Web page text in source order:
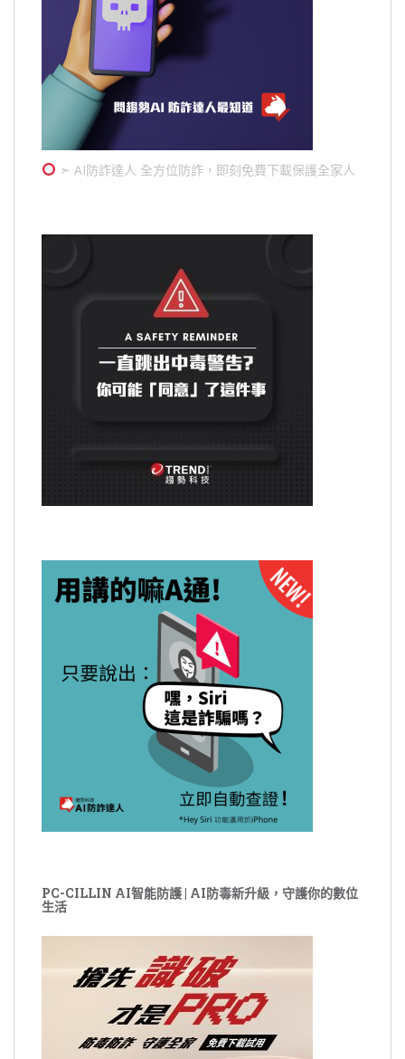
➣ AI防詐達人 全方位防詐，即刻免費下載保護全家人
PC-CILLIN AI智能防護 | AI防毒新升級，守護你的數位
生活